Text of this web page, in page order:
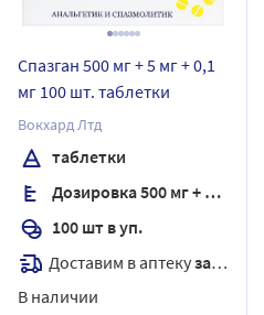
Спазган 500 мг + 5 мг + 0,1
мг 100 шт. таблетки
Вокхард Лтд
таблетки
Дозировка 500 мг + 5 мг + 0,1 мг
100 шт в уп.
Доставим в аптекузавтра
В наличии